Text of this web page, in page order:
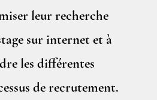
leur recherche
sur internet et à
les différentes
de recrutement.